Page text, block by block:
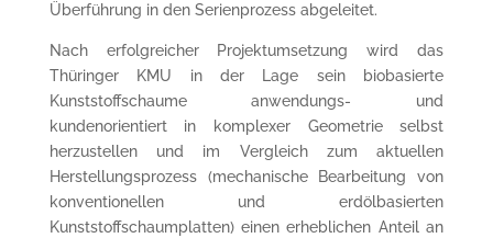
Überführung in den Serienprozess abgeleitet.
Nach erfolgreicher Projektumsetzung wird das
Thüringer KMU in der Lage sein biobasierte
Kunststoffschaume anwendungs- und
kundenorientiert in komplexer Geometrie selbst
herzustellen und im Vergleich zum aktuellen
Herstellungsprozess (mechanische Bearbeitung von
konventionellen und erdölbasierten
Kunststoffschaumplatten) einen erheblichen Anteil an